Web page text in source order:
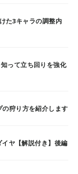
た3キャラの調整内
って立ち回りを強化
の狩り方を紹介します
ヤ【解説付き】後編